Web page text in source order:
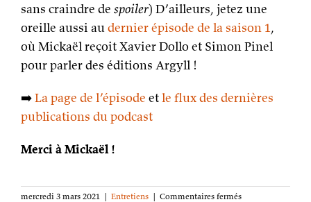
sans craindre de spoiler) D’ailleurs, jetez une
oreille aussi audernier épisode de la saison 1,
où Mickaël reçoit Xavier Dollo et Simon Pinel
pour parler des éditions Argyll !
➡️La page de l’épisode etle flux des dernières
publications du podcast
Merci à Mickaël !
mercredi 3 mars 2021 | Entretiens | Commentaires ferméssur